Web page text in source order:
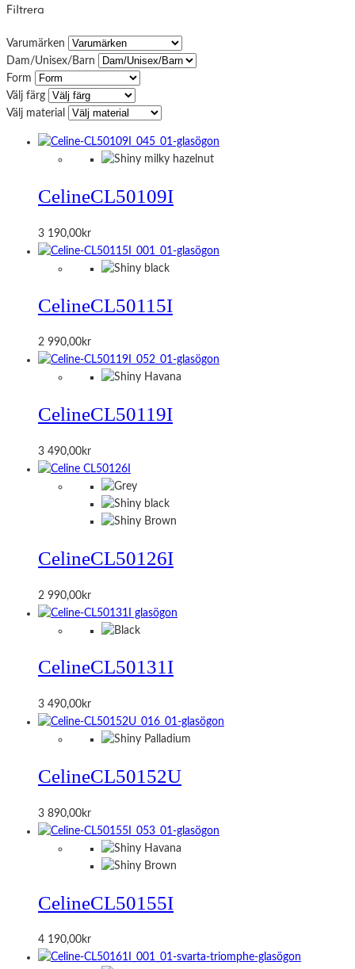
Filtrera
Varumärken
Dam/Unisex/Barn
Form
Välj färg
Välj material
CelineCL50109I
3 190,00kr
CelineCL50115I
2 990,00kr
CelineCL50119I
3 490,00kr
CelineCL50126I
2 990,00kr
CelineCL50131I
3 490,00kr
CelineCL50152U
3 890,00kr
CelineCL50155I
4 190,00kr